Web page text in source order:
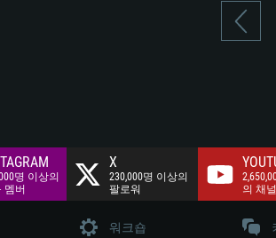
명 이상의
멤버
X
230,000명 이상의
팔로워
의 채
워크숍